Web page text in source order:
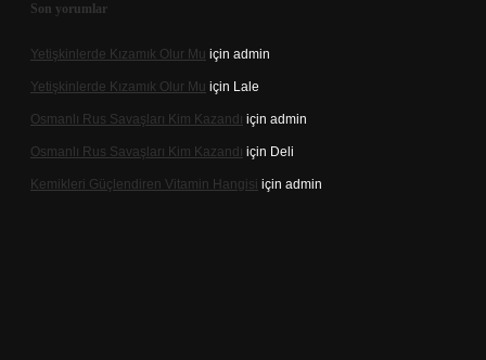
Son yorumlar
Yetişkinlerde Kızamık Olur Mu için admin
Yetişkinlerde Kızamık Olur Mu için Lale
Osmanlı Rus Savaşları Kim Kazandı için admin
Osmanlı Rus Savaşları Kim Kazandı için Deli
Kemikleri Güçlendiren Vitamin Hangisi için admin